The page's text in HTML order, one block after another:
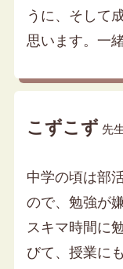
うに、そして
思います。一
こずこず 先
中学の頃は部
ので、勉強が
スキマ時間に
びて、授業に